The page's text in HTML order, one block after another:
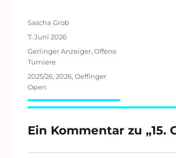
Autor
Sascha Grob
Veröffentlicht
am
7. Juni 2026
Kategorien
Gerlinger Anzeiger, Offene
Turniere
Schlagwörter
2025/26, 2026, Oeffinger
Open
Ein Kommentar zu „15.